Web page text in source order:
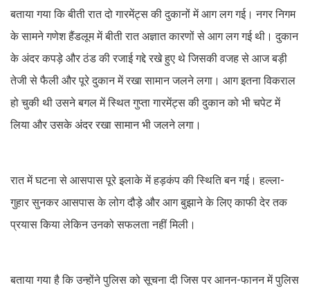
बताया गया कि बीती रात दो गारमेंट्स की दुकानों में आग लग गई। नगर निगम
के सामने गणेश हैंडलूम में बीती रात अज्ञात कारणों से आग लग गई थी। दुकान
के अंदर कपड़े और ठंड की रजाई गद्दे रखे हुए थे जिसकी वजह से आज बड़ी
तेजी से फैली और पूरे दुकान में रखा सामान जलने लगा। आग इतना विकराल
हो चुकी थी उसने बगल में स्थित गुप्ता गारमेंट्स की दुकान को भी चपेट में
लिया और उसके अंदर रखा सामान भी जलने लगा।
रात में घटना से आसपास पूरे इलाके में हड़कंप की स्थिति बन गई। हल्ला-
गुहार सुनकर आसपास के लोग दौड़े और आग बुझाने के लिए काफी देर तक
प्रयास किया लेकिन उनको सफलता नहीं मिली।
बताया गया है कि उन्होंने पुलिस को सूचना दी जिस पर आनन-फानन में पुलिस